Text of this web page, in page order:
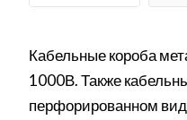
Кабельные короба
1000В. Также
перфорированном